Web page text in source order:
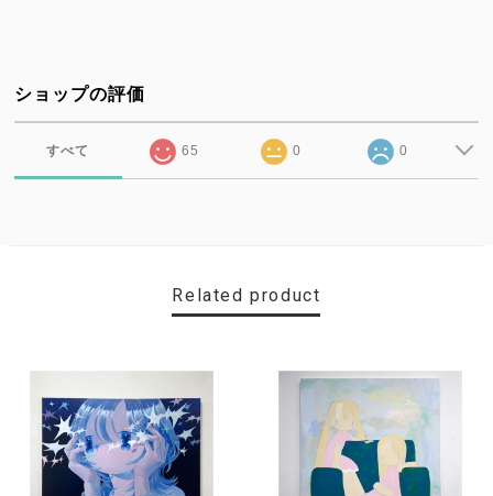
ショップの評価
すべて 65 0 0
Related product